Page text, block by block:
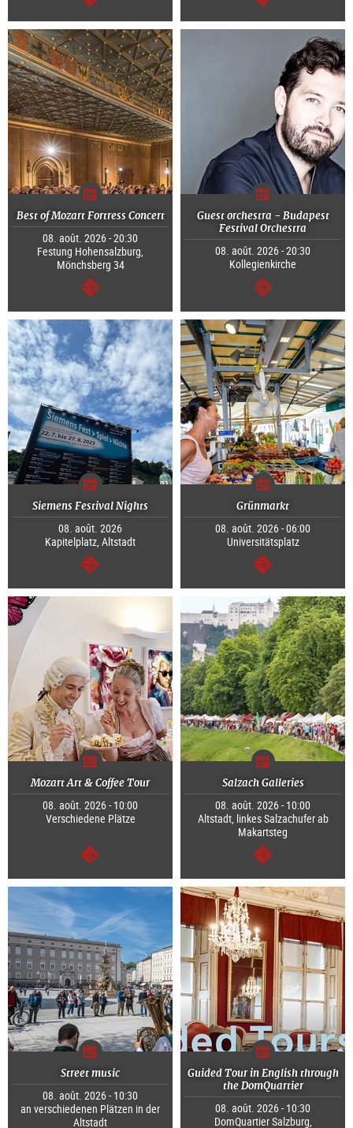
Continuer Continuer
Best of Mozart Fortress Concert
08. août. 2026 - 20:30
Festung Hohensalzburg,
Mönchsberg 34
Continuer
Guest orchestra - Budapest
Festival Orchestra
08. août. 2026 - 20:30
Kollegienkirche
Continuer
Siemens Festival Nights
08. août. 2026
Kapitelplatz, Altstadt
Continuer
Grünmarkt
08. août. 2026 - 06:00
Universitätsplatz
Continuer
Mozart Art & Coffee Tour
08. août. 2026 - 10:00
Verschiedene Plätze
Continuer
Salzach Galleries
08. août. 2026 - 10:00
Altstadt, linkes Salzachufer ab
Makartsteg
Continuer
Street music
08. août. 2026 - 10:30
an verschiedenen Plätzen in der
Altstadt
Guided Tour in English through
the DomQuartier
08. août. 2026 - 10:30
DomQuartier Salzburg,